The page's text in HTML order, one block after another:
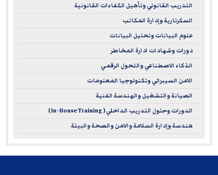
التدريب القانوني وتأهيل الكفاءات القانونية
السكرتارية وإدارة المكاتب
علوم البيانات وتحليل البيانات
دورات وشهادات ادارة المخاطر
الذكاء الاصطناعي والتحول الرقمي
الامن السيبراني وتكنولوجيا المعلومات
الصيانة والتشغيل والهندسة الفنية
الدورات وحلول التدريب الداخلي ( In-House Training )
هندسة وإدارة السلامة والامن والصحة والبيئة